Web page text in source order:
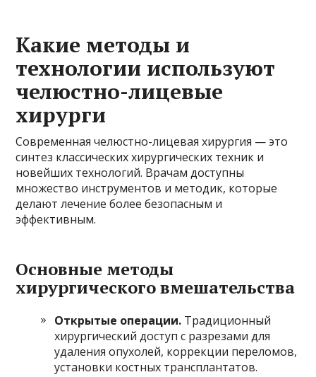
Какие методы и
технологии используют
челюстно-лицевые
хирурги
Современная челюстно-лицевая хирургия — это
синтез классических хирургических техник и
новейших технологий. Врачам доступны
множество инструментов и методик, которые
делают лечение более безопасным и
эффективным.
Основные методы
хирургического вмешательства
Открытые операции. Традиционный
хирургический доступ с разрезами для
удаления опухолей, коррекции переломов,
установки костных трансплантатов.